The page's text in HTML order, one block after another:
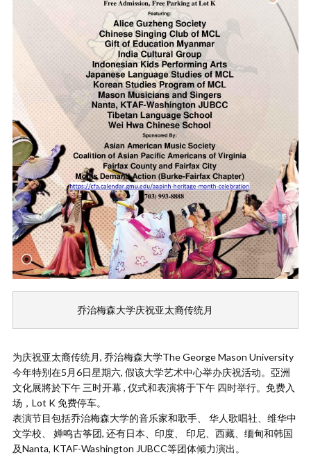
         乔治梅森大学庆祝亚太裔传统月
为庆祝亚太裔传统月, 乔治梅森大学The George Mason University
今年特别在5月6日星期六, 假该大学艺术中心举办庆祝活动。亞洲
文化展將於下午 三时开幕 , 仪式和表演将于下午 四时举行。免费入
场，Lot K 免费停车。
表演节目包括乔治梅森大学的音乐家和歌手、 华人歌唱社、维华中
文学校、 婵鸣古筝团, 还有日本、印度、 印尼、西藏、缅甸和韩国
及Nanta, KTAF-Washington JUBCC等团体倾力演出。